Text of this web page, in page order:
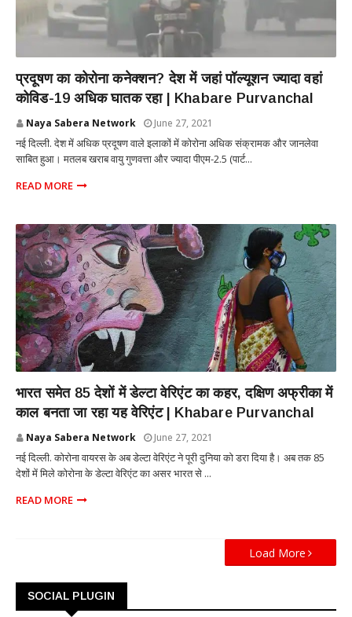
प्रदूषण का कोरोना कनेक्शन? देश में जहां पॉल्यूशन ज्यादा वहां
कोविड-19 अधिक घातक रहा | Khabare Purvanchal
Naya Sabera Network June 27, 2021
नई दिल्ली. देश में अधिक प्रदूषण वाले इलाकों में कोरोना अधिक संक्रामक और जानलेवा
साबित हुआ। मतलब खराब वायु गुणवत्ता और ज्यादा पीएम-2.5 (पार्ट...
READ MORE
भारत समेत 85 देशों में डेल्टा वेरिएंट का कहर, दक्षिण अफ्रीका में
काल बनता जा रहा यह वेरिएंट | Khabare Purvanchal
Naya Sabera Network June 27, 2021
नई दिल्ली. कोरोना वायरस के अब डेल्टा वेरिएंट ने पूरी दुनिया को डरा दिया है। अब तक 85
देशों में मिले कोरोना के डेल्टा वेरिएंट का असर भारत से ...
READ MORE
Load More
SOCIAL PLUGIN